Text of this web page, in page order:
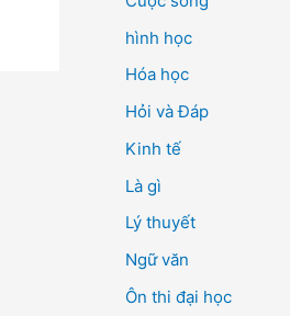
hình học
Hóa học
Hỏi và Đáp
Kinh tế
Là gì
Lý thuyết
Ngữ văn
Ôn thi đại học